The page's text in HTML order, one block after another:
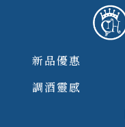
新品優惠
調酒靈感